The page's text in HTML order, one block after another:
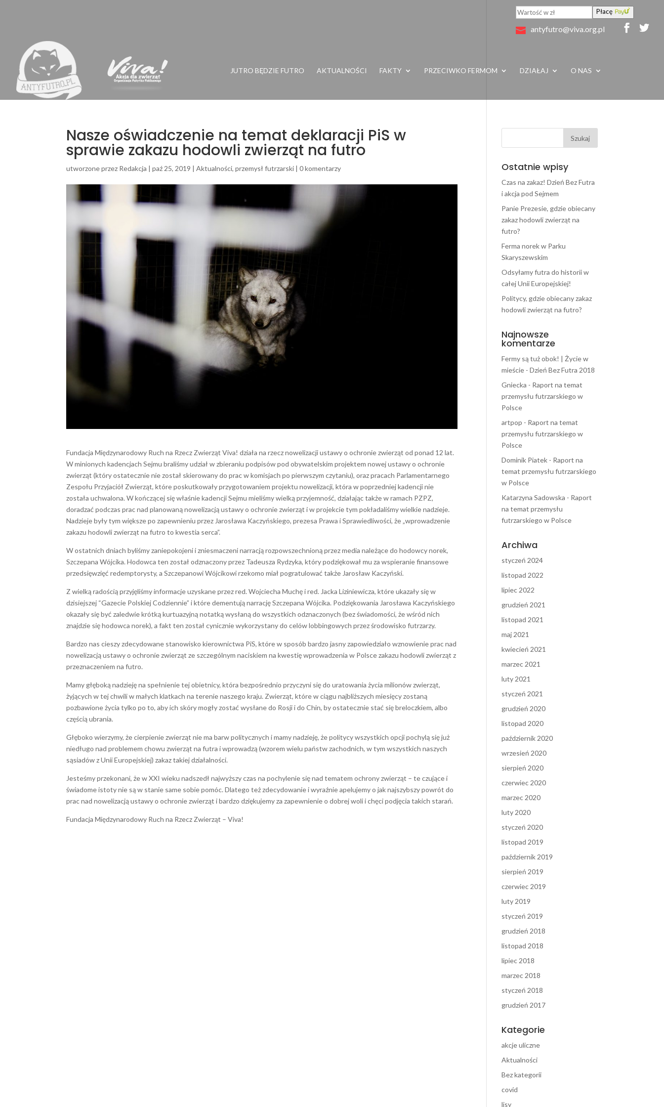
Płacę
antyfutro@viva.org.pl
JUTRO BĘDZIE FUTRO AKTUALNOŚCI FAKTY PRZECIWKO FERMOM DZIAŁAJ O NAS
Nasze oświadczenie na temat deklaracji PiS w
sprawie zakazu hodowli zwierząt na futro
utworzone przez Redakcja |paź 25, 2019 |Aktualności,przemysł futrzarski |0 komentarzy
Fundacja Międzynarodowy Ruch na Rzecz Zwierząt Viva! działa na rzecz nowelizacji ustawy o ochronie zwierząt od ponad 12 lat.
W minionych kadencjach Sejmu braliśmy udział w zbieraniu podpisów pod obywatelskim projektem nowej ustawy o ochronie
zwierząt (który ostatecznie nie został skierowany do prac w komisjach po pierwszym czytaniu), oraz pracach Parlamentarnego
Zespołu Przyjaciół Zwierząt, które poskutkowały przygotowaniem projektu nowelizacji, która w poprzedniej kadencji nie
została uchwalona. W kończącej się właśnie kadencji Sejmu mieliśmy wielką przyjemność, działając także w ramach PZPZ,
doradzać podczas prac nad planowaną nowelizacją ustawy o ochronie zwierząt i w projekcie tym pokładaliśmy wielkie nadzieje.
Nadzieje były tym większe po zapewnieniu przez Jarosława Kaczyńskiego, prezesa Prawa i Sprawiedliwości, że „wprowadzenie
zakazu hodowli zwierząt na futro to kwestia serca”.
W ostatnich dniach byliśmy zaniepokojeni i zniesmaczeni narracją rozpowszechnioną przez media należące do hodowcy norek,
Szczepana Wójcika. Hodowca ten został odznaczony przez Tadeusza Rydzyka, który podziękował mu za wspieranie finansowe
przedsięwzięć redemptorysty, a Szczepanowi Wójcikowi rzekomo miał pogratulować także Jarosław Kaczyński.
Z wielką radością przyjęliśmy informacje uzyskane przez red. Wojciecha Muchę i red. Jacka Liziniewicza, które ukazały się w
dzisiejszej “Gazecie Polskiej Codziennie” i które dementują narrację Szczepana Wójcika. Podziękowania Jarosława Kaczyńskiego
okazały się być zaledwie krótką kurtuazyjną notatką wysłaną do wszystkich odznaczonych (bez świadomości, że wśród nich
znajdzie się hodowca norek), a fakt ten został cynicznie wykorzystany do celów lobbingowych przez środowisko futrzarzy.
Bardzo nas cieszy zdecydowane stanowisko kierownictwa PiS, które w sposób bardzo jasny zapowiedziało wznowienie prac nad
nowelizacją ustawy o ochronie zwierząt ze szczególnym naciskiem na kwestię wprowadzenia w Polsce zakazu hodowli zwierząt z
przeznaczeniem na futro.
Mamy głęboką nadzieję na spełnienie tej obietnicy, która bezpośrednio przyczyni się do uratowania życia milionów zwierząt,
żyjących w tej chwili w małych klatkach na terenie naszego kraju. Zwierząt, które w ciągu najbliższych miesięcy zostaną
pozbawione życia tylko po to, aby ich skóry mogły zostać wysłane do Rosji i do Chin, by ostatecznie stać się breloczkiem, albo
częścią ubrania.
Głęboko wierzymy, że cierpienie zwierząt nie ma barw politycznych i mamy nadzieję, że politycy wszystkich opcji pochylą się już
niedługo nad problemem chowu zwierząt na futra i wprowadzą (wzorem wielu państw zachodnich, w tym wszystkich naszych
sąsiadów z Unii Europejskiej) zakaz takiej działalności.
Jesteśmy przekonani, że w XXI wieku nadszedł najwyższy czas na pochylenie się nad tematem ochrony zwierząt – te czujące i
świadome istoty nie są w stanie same sobie pomóc. Dlatego też zdecydowanie i wyraźnie apelujemy o jak najszybszy powrót do
prac nad nowelizacją ustawy o ochronie zwierząt i bardzo dziękujemy za zapewnienie o dobrej woli i chęci podjęcia takich starań.
Fundacja Międzynarodowy Ruch na Rzecz Zwierząt – Viva!
Ostatnie wpisy
Czas na zakaz! Dzień Bez Futra
i akcja pod Sejmem
Panie Prezesie, gdzie obiecany
zakaz hodowli zwierząt na
futro?
Ferma norek w Parku
Skaryszewskim
Odsyłamy futra do historii w
całej Unii Europejskiej!
Politycy, gdzie obiecany zakaz
hodowli zwierząt na futro?
Najnowsze
komentarze
Fermy są tuż obok! | Życie w
mieście -Dzień Bez Futra 2018
Gniecka - Raport na temat
przemysłu futrzarskiego w
Polsce
artpop - Raport na temat
przemysłu futrzarskiego w
Polsce
Dominik Piatek - Raport na
temat przemysłu futrzarskiego
w Polsce
Katarzyna Sadowska - Raport
na temat przemysłu
futrzarskiego w Polsce
Archiwa
styczeń 2024
listopad 2022
lipiec 2022
grudzień 2021
listopad 2021
maj 2021
kwiecień 2021
marzec 2021
luty 2021
styczeń 2021
grudzień 2020
listopad 2020
październik 2020
wrzesień 2020
sierpień 2020
czerwiec 2020
marzec 2020
luty 2020
styczeń 2020
listopad 2019
październik 2019
sierpień 2019
czerwiec 2019
luty 2019
styczeń 2019
grudzień 2018
listopad 2018
lipiec 2018
marzec 2018
styczeń 2018
grudzień 2017
Kategorie
akcje uliczne
Aktualności
Bez kategorii
covid
lisy